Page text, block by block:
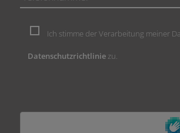
Ich stimme der Verarbeitung meiner
Datenschutzrichtliniezu.